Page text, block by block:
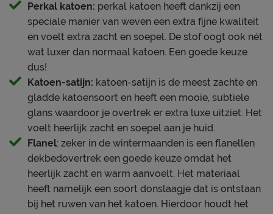
Perkal katoen: perkal katoen heeft dankzij een
speciale manier van weven een extra fijne kwaliteit
en voelt extra zacht en soepel. De stof oogt ook nét
wat luxer dan normaal katoen. Een goede keuze
dus!
Katoen-satijn: katoen-satijn is de meest zachte en
gladde katoensoort en heeft een mooie, subtiele
glans waardoor je overtrek er extra luxe uitziet. Het
voelt heerlijk zacht en soepel aan je huid.
Flanel: zeker in de wintermaanden is een flanellen
dekbedovertrek een goede keuze omdat het
heerlijk zacht en warm aanvoelt. Het materiaal
heeft namelijk een soort donslaagje dat is ontstaan
bij het ruwen van het katoen. Hierdoor houdt het